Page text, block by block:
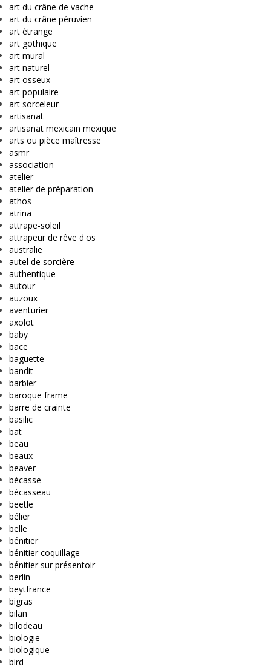
art du crâne de vache
art du crâne péruvien
art étrange
art gothique
art mural
art naturel
art osseux
art populaire
art sorceleur
artisanat
artisanat mexicain mexique
arts ou pièce maîtresse
asmr
association
atelier
atelier de préparation
athos
atrina
attrape-soleil
attrapeur de rêve d'os
australie
autel de sorcière
authentique
autour
auzoux
aventurier
axolot
baby
bace
baguette
bandit
barbier
baroque frame
barre de crainte
basilic
bat
beau
beaux
beaver
bécasse
bécasseau
beetle
bélier
belle
bénitier
bénitier coquillage
bénitier sur présentoir
berlin
beytfrance
bigras
bilan
bilodeau
biologie
biologique
bird